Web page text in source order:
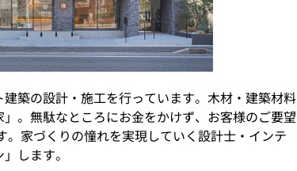
築の設計・施工を行っています。木材・建築材料
。無駄なところにお金をかけず、お客様のご要望
家づくりの憧れを実現していく設計士・インテ
します。